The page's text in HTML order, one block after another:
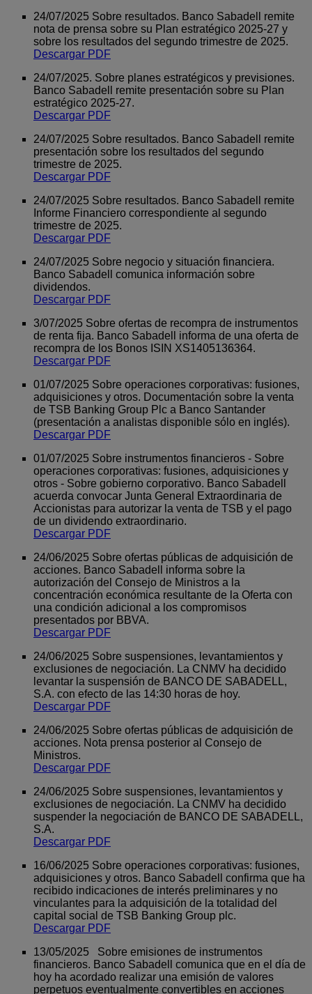
24/07/2025 Sobre resultados. Banco Sabadell remite
nota de prensa sobre su Plan estratégico 2025-27 y
sobre los resultados del segundo trimestre de 2025.
Descargar PDF
24/07/2025. Sobre planes estratégicos y previsiones.
Banco Sabadell remite presentación sobre su Plan
estratégico 2025-27.
Descargar PDF
24/07/2025 Sobre resultados. Banco Sabadell remite
presentación sobre los resultados del segundo
trimestre de 2025.
Descargar PDF
24/07/2025 Sobre resultados. Banco Sabadell remite
Informe Financiero correspondiente al segundo
trimestre de 2025.
Descargar PDF
24/07/2025 Sobre negocio y situación financiera.
Banco Sabadell comunica información sobre
dividendos.
Descargar PDF
3/07/2025 Sobre ofertas de recompra de instrumentos
de renta fija. Banco Sabadell informa de una oferta de
recompra de los Bonos ISIN XS1405136364.
Descargar PDF
01/07/2025 Sobre operaciones corporativas: fusiones,
adquisiciones y otros. Documentación sobre la venta
de TSB Banking Group Plc a Banco Santander
(presentación a analistas disponible sólo en inglés).
Descargar PDF
01/07/2025 Sobre instrumentos financieros - Sobre
operaciones corporativas: fusiones, adquisiciones y
otros - Sobre gobierno corporativo. Banco Sabadell
acuerda convocar Junta General Extraordinaria de
Accionistas para autorizar la venta de TSB y el pago
de un dividendo extraordinario.
Descargar PDF
24/06/2025 Sobre ofertas públicas de adquisición de
acciones. Banco Sabadell informa sobre la
autorización del Consejo de Ministros a la
concentración económica resultante de la Oferta con
una condición adicional a los compromisos
presentados por BBVA.
Descargar PDF
24/06/2025 Sobre suspensiones, levantamientos y
exclusiones de negociación. La CNMV ha decidido
levantar la suspensión de BANCO DE SABADELL,
S.A. con efecto de las 14:30 horas de hoy.
Descargar PDF
24/06/2025 Sobre ofertas públicas de adquisición de
acciones. Nota prensa posterior al Consejo de
Ministros.
Descargar PDF
24/06/2025 Sobre suspensiones, levantamientos y
exclusiones de negociación. La CNMV ha decidido
suspender la negociación de BANCO DE SABADELL,
S.A.
Descargar PDF
16/06/2025 Sobre operaciones corporativas: fusiones,
adquisiciones y otros. Banco Sabadell confirma que ha
recibido indicaciones de interés preliminares y no
vinculantes para la adquisición de la totalidad del
capital social de TSB Banking Group plc.
Descargar PDF
13/05/2025 Sobre emisiones de instrumentos
financieros. Banco Sabadell comunica que en el día de
hoy ha acordado realizar una emisión de valores
perpetuos eventualmente convertibles en acciones